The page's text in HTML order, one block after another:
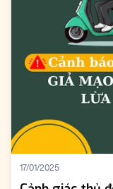
17/01/2025